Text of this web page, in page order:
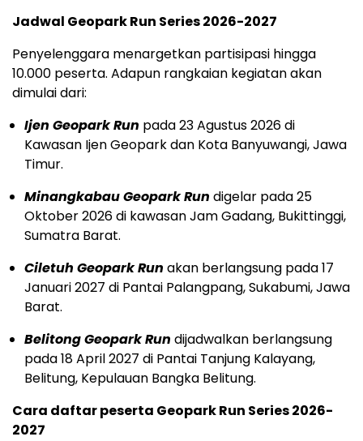
Jadwal Geopark Run Series 2026-2027
Penyelenggara menargetkan partisipasi hingga
10.000 peserta. Adapun rangkaian kegiatan akan
dimulai dari:
Ijen Geopark Run pada 23 Agustus 2026 di
Kawasan Ijen Geopark dan Kota Banyuwangi, Jawa
Timur.
Minangkabau Geopark Run digelar pada 25
Oktober 2026 di kawasan Jam Gadang, Bukittinggi,
Sumatra Barat.
Ciletuh Geopark Run akan berlangsung pada 17
Januari 2027 di Pantai Palangpang, Sukabumi, Jawa
Barat.
Belitong Geopark Run dijadwalkan berlangsung
pada 18 April 2027 di Pantai Tanjung Kalayang,
Belitung, Kepulauan Bangka Belitung.
Cara daftar peserta Geopark Run Series 2026-
2027